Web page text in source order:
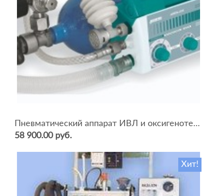
Пневматический аппарат ИВЛ и оксигенотерапии портативный АИВЛп-2/20-«ТМТ»
58 900.00 руб.
Хит!